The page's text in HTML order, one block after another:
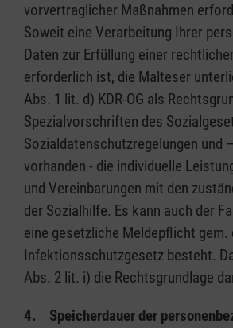
vorvertraglicher Maßnahmen
Soweit eine Verarbeitung Ihrer
Daten zur Erfüllung einer
erforderlich ist, die Malteser
Abs. 1 lit. d) KDR-OG als
Spezialvorschriften des
Sozialdatenschutzregelungen und
vorhanden - die individuelle
und Vereinbarungen mit den
der Sozialhilfe. Es kann auch der
eine gesetzliche Meldepflicht gem.
Infektionsschutzgesetz besteht.
Abs. 2 lit. i) die Rechtsgrundlage
4. Speicherdauer der